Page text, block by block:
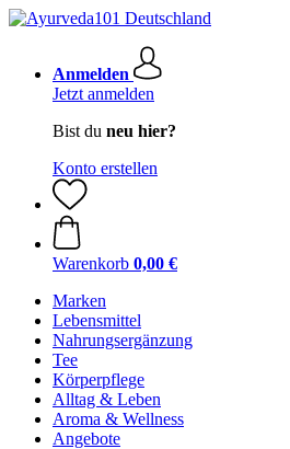
Anmelden
Jetzt anmelden
Bist du neu hier?
Konto erstellen
Warenkorb 0,00 €
Marken
Lebensmittel
Nahrungsergänzung
Tee
Körperpflege
Alltag & Leben
Aroma & Wellness
Angebote